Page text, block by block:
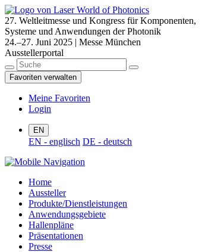
27. Weltleitmesse und Kongress für Komponenten,
Systeme und Anwendungen der Photonik
24.–27. Juni 2025 | Messe München
Ausstellerportal
Favoriten verwalten
Meine Favoriten
Login
EN
EN - englisch DE - deutsch
Home
Aussteller
Produkte/Dienstleistungen
Anwendungsgebiete
Hallenpläne
Präsentationen
Presse